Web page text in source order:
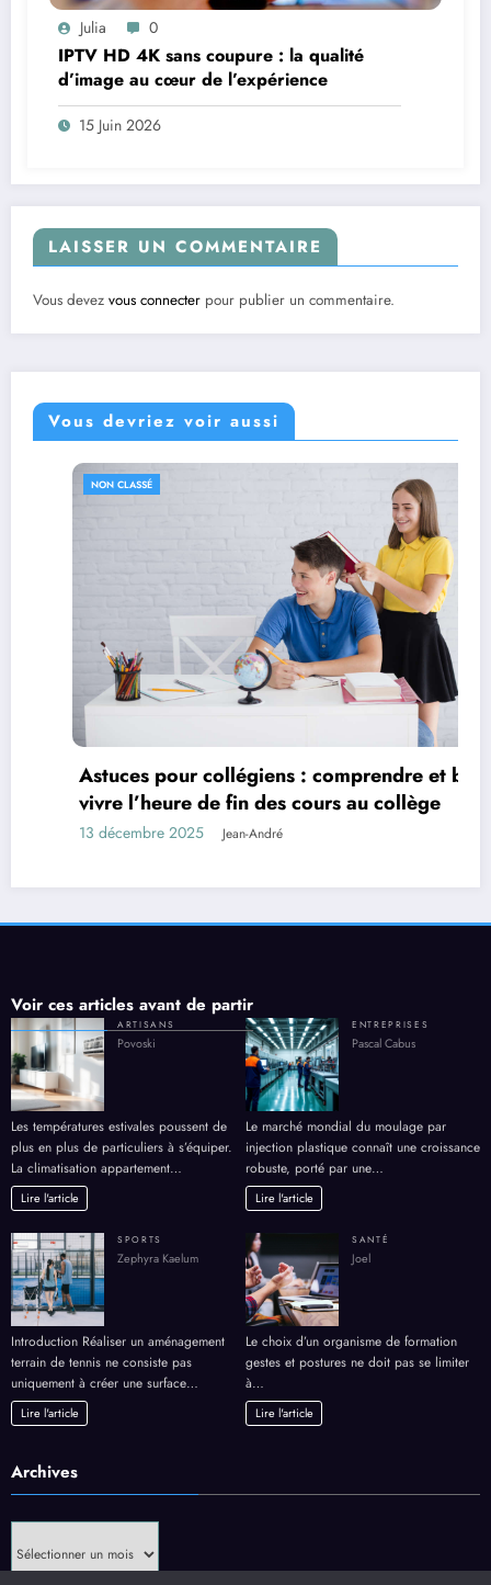
Julia 0
IPTV HD 4K sans coupure : la qualité
d’image au cœur de l’expérience
15 Juin 2026
LAISSER UN COMMENTAIRE
Vous devez vous connecter pour publier un commentaire.
Vous devriez voir aussi
NON CLASSÉ
Astuces pour collégiens : comprendre et bien
vivre l’heure de fin des cours au collège
13 décembre 2025 Jean-André
Voir ces articles avant de partir
ARTISANS
Povoski
Les températures estivales poussent de
plus en plus de particuliers à s’équiper.
La climatisation appartement…
Lire l'article
ENTREPRISES
Pascal Cabus
Le marché mondial du moulage par
injection plastique connaît une croissance
robuste, porté par une…
Lire l'article
SPORTS
Zephyra Kaelum
Introduction Réaliser un aménagement
terrain de tennis ne consiste pas
uniquement à créer une surface…
Lire l'article
SANTÉ
Joel
Le choix d’un organisme de formation
gestes et postures ne doit pas se limiter
à…
Lire l'article
Archives